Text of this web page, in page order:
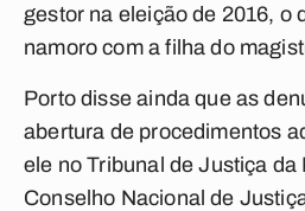
gestor na eleição de 2016, o
namoro com a filha do
Porto disse ainda que as
abertura de procedimentos
ele no Tribunal de Justiça
Conselho Nacional de